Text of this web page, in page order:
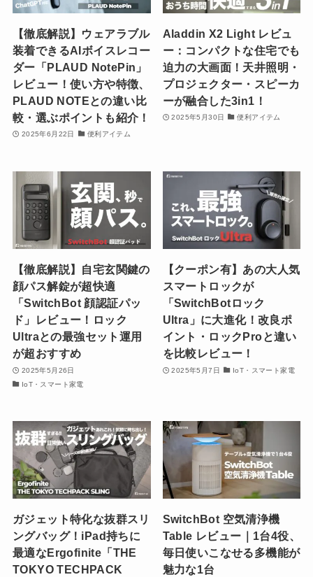
【徹底解説】ウェアラブル
装着できるAIボイスレコー
ダー「PLAUD NotePin」
レビュー！使い方や特徴、
PLAUD NOTEとの違い比
較・選ぶポイントも紹介！
2025年6月22日 便利アイテム
Aladdin X2 Light レビュ
ー：コンパクトな住宅でも
迫力の大画面！天井照明・
プロジェクター・スピーカ
ーが融合した3in1！
2025年5月30日 便利アイテム
【徹底解説】自宅玄関鍵の
顔パス解錠が超快適
「SwitchBot 顔認証パッ
ド」レビュー！ロック
Ultraとの最強セット運用
が超おすすめ
2025年5月26日
IoT・スマート家電
【クーポン有】あの大人気
スマートロックが
「SwitchBotロック
Ultra」に大進化！改良ポ
イント・ロックProと違い
を比較レビュー！
2025年5月7日 IoT・スマート家電
ガジェット特化な抜群スリ
ングバッグ！iPad持ちに
最適なErgofinite「THE
TOKYO TECHPACK
SwitchBot 空気清浄機
Table レビュー｜1台4役、
毎日使いこなせる多機能が
魅力な1台